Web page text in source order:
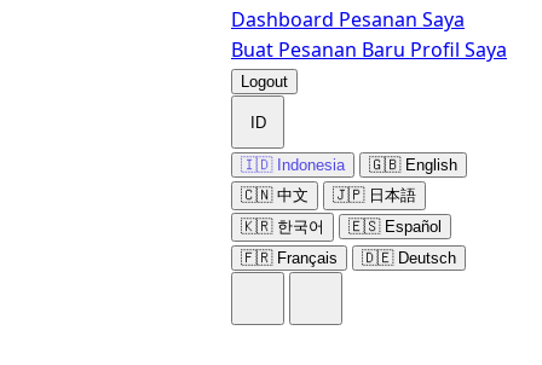
Dashboard Pesanan Saya
Buat Pesanan Baru Profil Saya
Logout
ID
🇮🇩 Indonesia
🇬🇧 English
🇨🇳 中文
🇯🇵 日本語
🇰🇷 한국어
🇪🇸 Español
🇫🇷 Français
🇩🇪 Deutsch